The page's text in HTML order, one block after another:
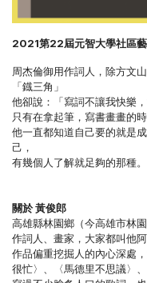
2021第22屆元智大學社區
周杰倫御用作詞人，除方文
「鐡三角」
他卻說：「寫詞不讓我快樂
只有在拿起筆，寫書畫畫的
他一直都知道自己要的就是
己，
有幾個人了解就足夠的那種。
關於 黃俊郎
高雄縣林園鄉（今高雄市林
作詞人、畫家，大家都叫他
作品偏重挖掘人的內心深處
很忙〉、〈馬德里不思議〉